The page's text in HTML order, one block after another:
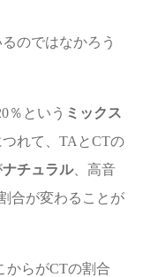
のではなかろう
％という ミックス
れて、TAとCTの
ナチュラル、高音
合が変わることが
からがCTの割合